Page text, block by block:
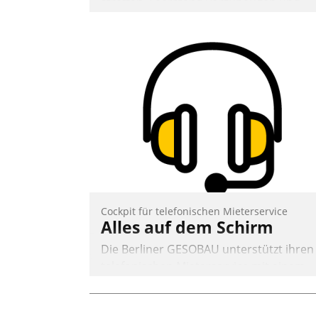
seit Jahresbeginn eine Überblick, Einsicht
und Eingriff bietende Lösung. Zur
Entwicklung setzte man auf
Cloudtechnologie, bewährte und Startup-
Partner sowie erstmals agile
Projektmethoden.
Nadja Hußmann
Cockpit für telefonischen Mieterservice
Alles auf dem Schirm
Die Berliner GESOBAU unterstützt ihren